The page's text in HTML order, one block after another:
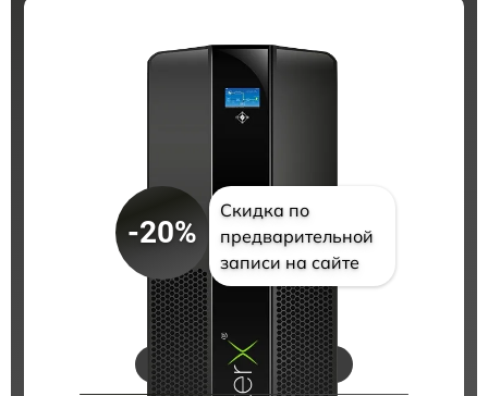
-20%
Скидка по
предварительной
записи на сайте
Цены на ремонт